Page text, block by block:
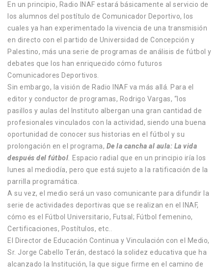
En un principio, Radio INAF estará básicamente al servicio de
los alumnos del postítulo de Comunicador Deportivo, los
cuales ya han experimentado la vivencia de una transmisión
en directo con el partido de Universidad de Concepción y
Palestino, más una serie de programas de análisis de fútbol y
debates que los han enriquecido cómo futuros
Comunicadores Deportivos.
Sin embargo, la visión de Radio INAF va más allá. Para el
editor y conductor de programas, Rodrigo Vargas, “los
pasillos y aulas del Instituto albergan una gran cantidad de
profesionales vinculados con la actividad, siendo una buena
oportunidad de conocer sus historias en el fútbol y su
prolongación en el programa, De la cancha al aula: La vida
después del fútbol
Espacio radial que en un principio iría los
lunes al mediodía, pero que está sujeto a la ratificación de la
parrilla programática.
A su vez, el medio será un vaso comunicante para difundir la
serie de actividades deportivas que se realizan en el INAF,
cómo es el Fútbol Universitario, Futsal; Fútbol femenino,
Certificaciones, Postítulos, etc..
El Director de Educación Continua y Vinculación con el Medio,
Sr. Jorge Cabello Terán, destacó la solidez educativa que ha
alcanzado la Institución, la que sigue firme en el camino de